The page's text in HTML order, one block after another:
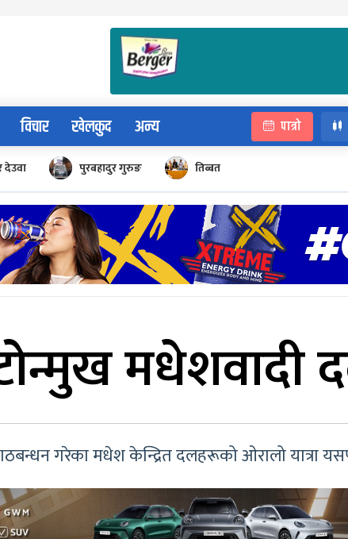
विचार खेलकुद अन्य पात्रो
देउवा पुरबहादुर गुरुङ तिब्बत
मधेशवादी
गरेका मधेश केन्द्रित दलहरूको ओरालो यात्रा